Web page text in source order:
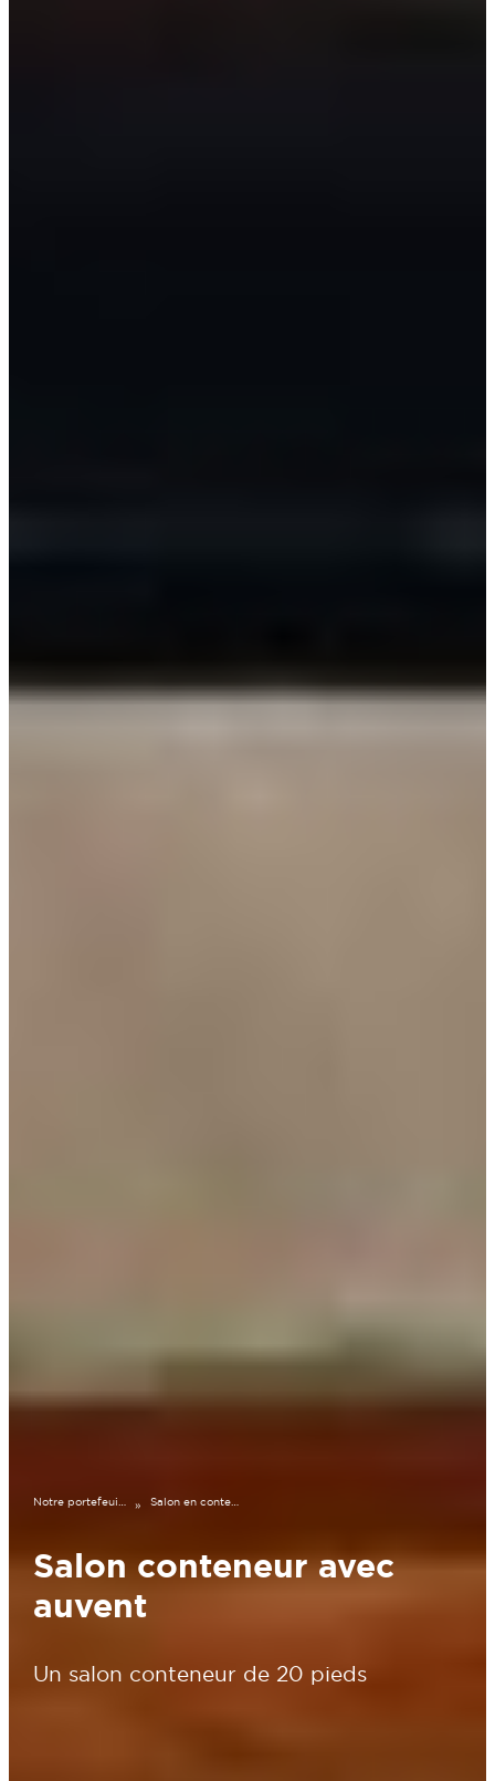
Notre portefeuille » Salon en conteneur de 20 pieds avec auvent
Salon conteneur avec
auvent
Un salon conteneur de 20 pieds